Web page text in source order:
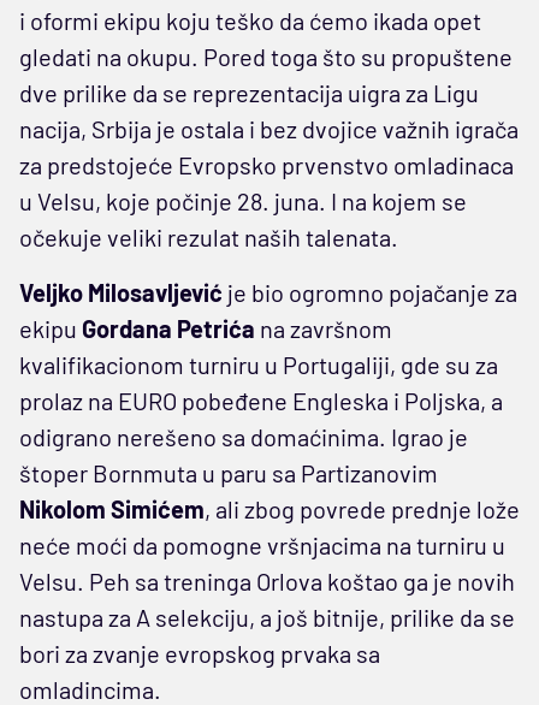
i oformi ekipu koju teško da ćemo ikada opet
gledati na okupu. Pored toga što su propuštene
dve prilike da se reprezentacija uigra za Ligu
nacija, Srbija je ostala i bez dvojice važnih igrača
za predstojeće Evropsko prvenstvo omladinaca
u Velsu, koje počinje 28. juna. I na kojem se
očekuje veliki rezulat naših talenata.
Veljko Milosavljević je bio ogromno pojačanje za
ekipu Gordana Petrića na završnom
kvalifikacionom turniru u Portugaliji, gde su za
prolaz na EURO pobeđene Engleska i Poljska, a
odigrano nerešeno sa domaćinima. Igrao je
štoper Bornmuta u paru sa Partizanovim
Nikolom Simićem, ali zbog povrede prednje lože
neće moći da pomogne vršnjacima na turniru u
Velsu. Peh sa treninga Orlova koštao ga je novih
nastupa za A selekciju, a još bitnije, prilike da se
bori za zvanje evropskog prvaka sa
omladincima.